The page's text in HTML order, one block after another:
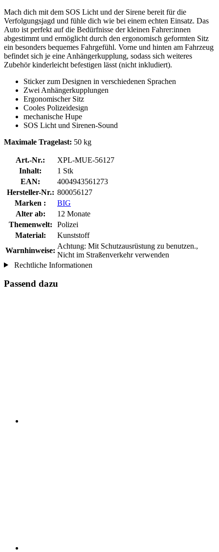
Mach dich mit dem SOS Licht und der Sirene bereit für die
Verfolgungsjagd und fühle dich wie bei einem echten Einsatz. Das
Auto ist perfekt auf die Bedürfnisse der kleinen Fahrer:innen
abgestimmt und ermöglicht durch den ergonomisch geformten Sitz
ein besonders bequemes Fahrgefühl. Vorne und hinten am Fahrzeug
befindet sich je eine Anhängerkupplung, sodass sich weiteres
Zubehör kinderleicht befestigen lässt (nicht inkludiert).
Sticker zum Designen in verschiedenen Sprachen
Zwei Anhängerkupplungen
Ergonomischer Sitz
Cooles Polizeidesign
mechanische Hupe
SOS Licht und Sirenen-Sound
Maximale Tragelast: 50 kg
Art.-Nr.:
XPL-MUE-56127
Inhalt:
1 Stk
EAN:
4004943561273
Hersteller-Nr.: 800056127
Marken :
BIG
Alter ab:
12 Monate
Themenwelt:
Polizei
Material:
Kunststoff
Warnhinweise:
Achtung: Mit Schutzausrüstung zu benutzen.,
Nicht im Straßenverkehr verwenden
Rechtliche Informationen
Passend dazu